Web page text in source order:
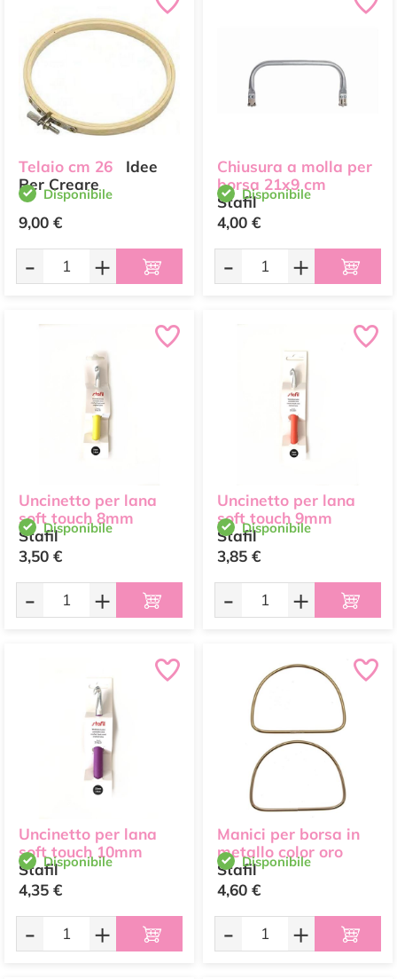
Telaio cm 26
Idee
Per Creare
Disponibile
9,00 €
- +
Chiusura a molla per
borsa 21x9 cm
StafilDisponibile
4,00 €
- +
Uncinetto per lana
soft touch 8mm
StafilDisponibile
3,50 €
- +
Uncinetto per lana
soft touch 9mm
StafilDisponibile
3,85 €
- +
Uncinetto per lana
soft touch 10mm
StafilDisponibile
4,35 €
- +
Manici per borsa in
metallo color oro
StafilDisponibile
4,60 €
- +